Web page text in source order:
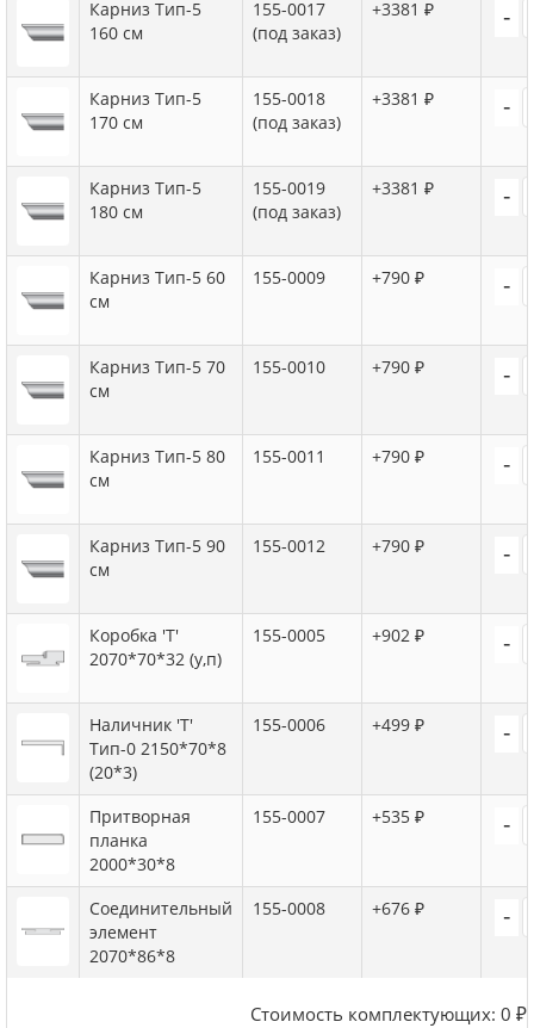
Карниз Тип-5
160 см
155-0017
(под заказ)
+3381 ₽ -
Карниз Тип-5
170 см
155-0018
(под заказ)
+3381 ₽ -
Карниз Тип-5
180 см
155-0019
(под заказ)
+3381 ₽ -
Карниз Тип-5 60
см
155-0009 +790 ₽ -
Карниз Тип-5 70
см
155-0010 +790 ₽ -
Карниз Тип-5 80
см
155-0011 +790 ₽ -
Карниз Тип-5 90
см
155-0012 +790 ₽ -
Коробка 'Т'
2070*70*32 (у,п)
155-0005 +902 ₽ -
Наличник 'Т'
Тип-0 2150*70*8
(20*3)
155-0006 +499 ₽ -
Притворная
планка
2000*30*8
155-0007 +535 ₽ -
Соединительный
элемент
2070*86*8
155-0008 +676 ₽ -
Стоимость комплектующих: 0 ₽